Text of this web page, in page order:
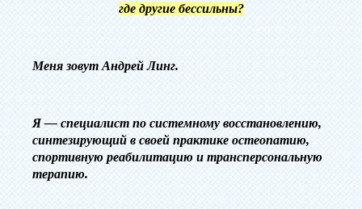
где другие бессильны?
‎Меня зовут Андрей Линг.
Я — специалист по системному восстановлению,
синтезирующий в своей практике остеопатию,
спортивную реабилитацию и трансперсональную
терапию.